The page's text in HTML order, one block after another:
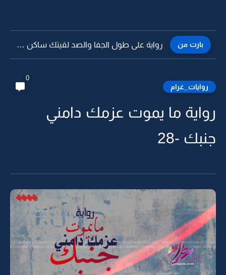
بارت من رواية على طول الجفا والصد لقيتك ساكن بصدري -14
روايات_غرام
0
رواية ما يموت عزمك دامني
جنبك -28